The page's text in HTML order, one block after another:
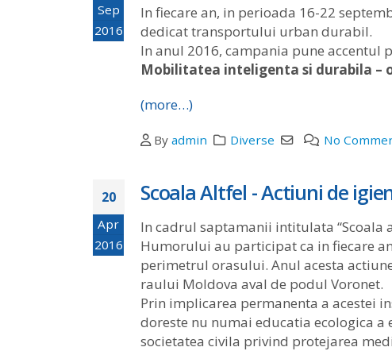
Sep
2016
In fiecare an, in perioada 16-22
dedicat transportului urban durabil.
In anul 2016, campania pune accentul
Mobilitatea inteligenta si durabila –
(more…)
By admin Diverse No
20
Apr
2016
Scoala Altfel - Actiuni de
In cadrul saptamanii intitulata “Scoala
Humorului au participat ca in fiecare
perimetrul orasului. Anul acesta
raului Moldova aval de podul Voronet.
Prin implicarea permanenta a acestei
doreste nu numai educatia ecologica
societatea civila privind protejarea